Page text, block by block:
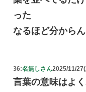
った
なるほど分からん
36:名無しさん2025/11/
言葉の意味はよ